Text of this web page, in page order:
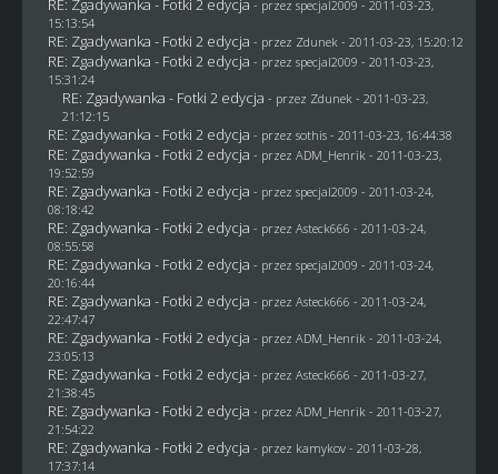
RE: Zgadywanka - Fotki 2 edycja - przez specjal2009 - 2011-03-23,
15:13:54
RE: Zgadywanka - Fotki 2 edycja - przez Zdunek - 2011-03-23, 15:20:12
RE: Zgadywanka - Fotki 2 edycja - przez specjal2009 - 2011-03-23,
15:31:24
RE: Zgadywanka - Fotki 2 edycja - przez Zdunek - 2011-03-23,
21:12:15
RE: Zgadywanka - Fotki 2 edycja - przez sothis- 2011-03-23, 16:44:38
RE: Zgadywanka - Fotki 2 edycja - przez ADM_Henrik - 2011-03-23,
19:52:59
RE: Zgadywanka - Fotki 2 edycja - przez specjal2009 - 2011-03-24,
08:18:42
RE: Zgadywanka - Fotki 2 edycja - przez Asteck666 - 2011-03-24,
08:55:58
RE: Zgadywanka - Fotki 2 edycja - przez specjal2009 - 2011-03-24,
20:16:44
RE: Zgadywanka - Fotki 2 edycja - przez Asteck666 - 2011-03-24,
22:47:47
RE: Zgadywanka - Fotki 2 edycja - przez ADM_Henrik - 2011-03-24,
23:05:13
RE: Zgadywanka - Fotki 2 edycja - przez Asteck666 - 2011-03-27,
21:38:45
RE: Zgadywanka - Fotki 2 edycja - przez ADM_Henrik - 2011-03-27,
21:54:22
RE: Zgadywanka - Fotki 2 edycja - przez kamykov- 2011-03-28,
17:37:14